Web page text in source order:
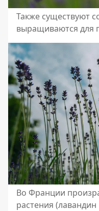
Также существуют
выращиваются для
Во Франции
растения (лавандин